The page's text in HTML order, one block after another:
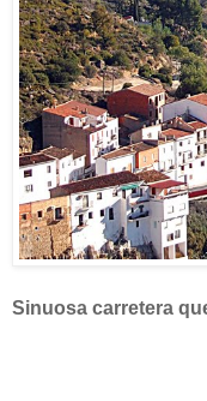
Sinuosa carretera